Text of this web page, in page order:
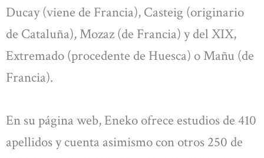
Ducay (viene de Francia), Casteig (originario
de Cataluña), Mozaz (de Francia) y del XIX,
Extremado (procedente de Huesca) o Mañu (de
Francia).
En su página web, Eneko ofrece estudios de 410
apellidos y cuenta asimismo con otros 250 de